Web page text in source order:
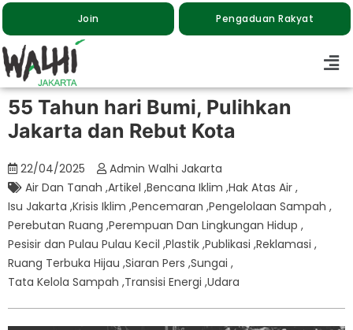
Join Pengaduan Rakyat
55 Tahun hari Bumi, Pulihkan
Jakarta dan Rebut Kota
22/04/2025
Admin Walhi Jakarta
Air Dan Tanah ,Artikel ,Bencana Iklim ,Hak Atas Air ,
Isu Jakarta ,Krisis Iklim ,Pencemaran ,Pengelolaan Sampah ,
Perebutan Ruang ,Perempuan Dan Lingkungan Hidup ,
Pesisir dan Pulau Pulau Kecil ,Plastik ,Publikasi ,Reklamasi ,
Ruang Terbuka Hijau ,Siaran Pers ,Sungai ,
Tata Kelola Sampah ,Transisi Energi ,Udara